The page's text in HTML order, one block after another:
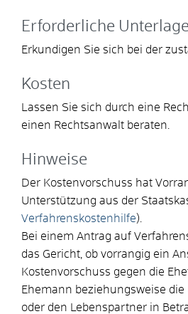
Erforderliche
Erkundigen Sie sich bei der
Kosten
Lassen Sie sich durch eine
einen Rechtsanwalt beraten.
Hinweise
Der Kostenvorschuss hat
Unterstützung aus der
Verfahrenskostenhilfe).
Bei einem Antrag auf
das Gericht, ob vorrangig ein
Kostenvorschuss gegen die
Ehemann beziehungsweise
oder den Lebenspartner in